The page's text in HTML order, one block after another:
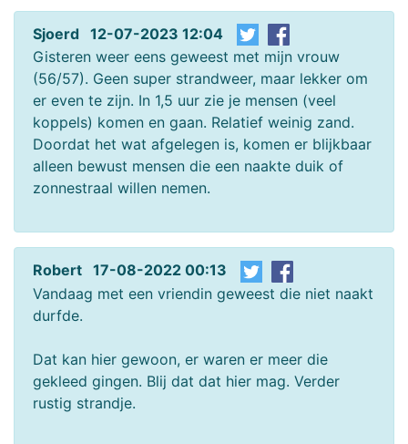
Sjoerd 12-07-2023 12:04
Gisteren weer eens geweest met mijn vrouw
(56/57). Geen super strandweer, maar lekker om
er even te zijn. In 1,5 uur zie je mensen (veel
koppels) komen en gaan. Relatief weinig zand.
Doordat het wat afgelegen is, komen er blijkbaar
alleen bewust mensen die een naakte duik of
zonnestraal willen nemen.
Robert 17-08-2022 00:13
Vandaag met een vriendin geweest die niet naakt
durfde.
Dat kan hier gewoon, er waren er meer die
gekleed gingen. Blij dat dat hier mag. Verder
rustig strandje.